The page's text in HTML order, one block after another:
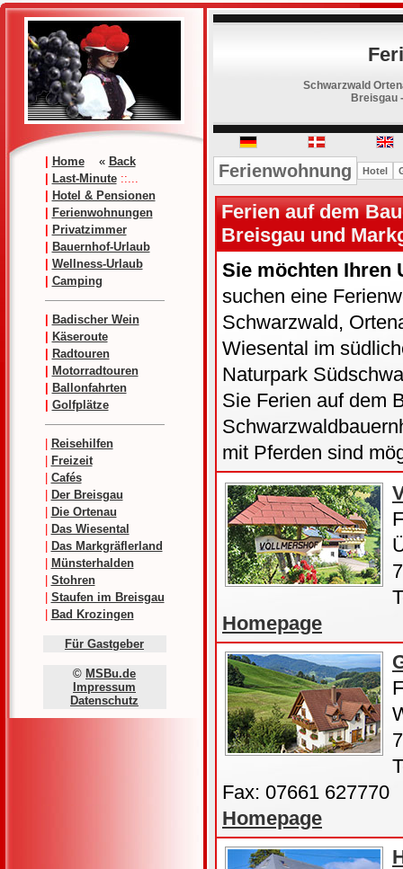
Home« Back
Last-Minute::...
Hotel & Pensionen
Ferienwohnungen
Privatzimmer
Bauernhof-Urlaub
Wellness-Urlaub
Camping
Badischer Wein
Käseroute
Radtouren
Motorradtouren
Ballonfahrten
Golfplätze
Reisehilfen
Freizeit
Cafés
Der Breisgau
Die Ortenau
Das Wiesental
Das Markgräflerland
Münsterhalden
Stohren
Staufen im Breisgau
Bad Krozingen
Für Gastgeber
© MSBu.de
Impressum
Datenschutz
Schwarzwald
Breisgau
Ferienwohnung Hotel
Ferien auf dem
Breisgau und
Sie möchten Ihren
suchen eine
Schwarzwald,
Wiesental im
Naturpark
Sie Ferien auf dem
mit Pferden sind
Homepage
Fax: 07661 627770
Homepage